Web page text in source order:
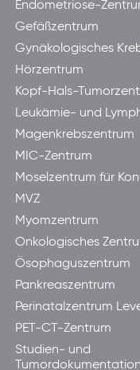
Endometriose-
Gefäßzentrum
Gynäkologisches
Hörzentrum
Kopf-Hals-
Leukämie- und
Magenkrebszentrum
MIC-Zentrum
Moselzentrum für
MVZ
Myomzentrum
Onkologisches
Ösophaguszentrum
Pankreaszentrum
Perinatalzentrum
PET-CT-Zentrum
Studien- und